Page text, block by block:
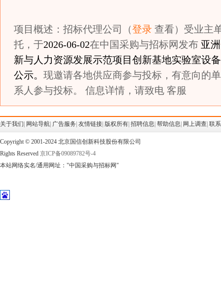
项目概述：招标代理公司（登录 查看）受业主
托，于2026-06-02在中国采购与招标网发布 亚
新与人力资源发展示范项目创新基地实验室设
公示。 现邀请各地供应商参与投标，有意向的
系人参与投标。 信息详情，请致电 客服
关于我们 网站导航 广告服务 友情链接 版权所有 招聘信息 帮助信息 网上调查 联
Copyright © 2001-2024 北京国信创新科技股份有限公司
Rights Reserved 京ICP备09089782号-4
本站网络实名/通用网址："中国采购与招标网"